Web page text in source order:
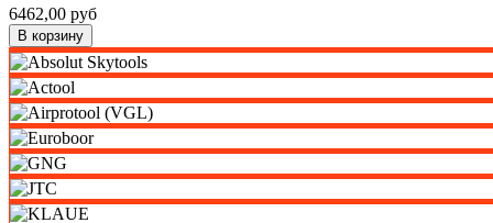
6462,00 руб
В корзину